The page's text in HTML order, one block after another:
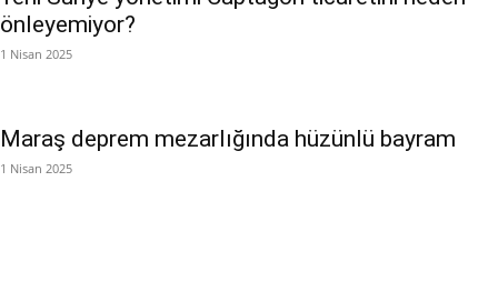
önleyemiyor?
1 Nisan 2025
Maraş deprem mezarlığında hüzünlü bayram
1 Nisan 2025